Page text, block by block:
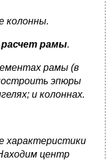
колонны.
рамы.
рамы (в
эпюры
и колоннах.
характеристики
центр